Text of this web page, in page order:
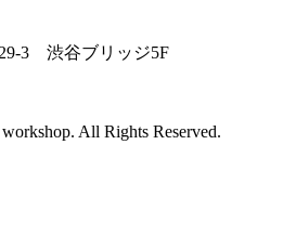
3 渋谷ブリッジ5F
All Rights Reserved.